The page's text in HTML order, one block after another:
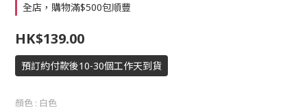
全店，購物滿$500包順豐
HK$139.00
預訂約付款後10-30個工作天到貨
顏色 : 白色